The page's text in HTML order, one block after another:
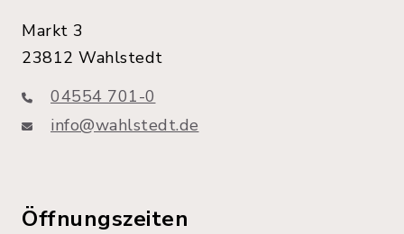
Markt 3
23812 Wahlstedt
04554 701-0
info@wahlstedt.de
Öffnungszeiten